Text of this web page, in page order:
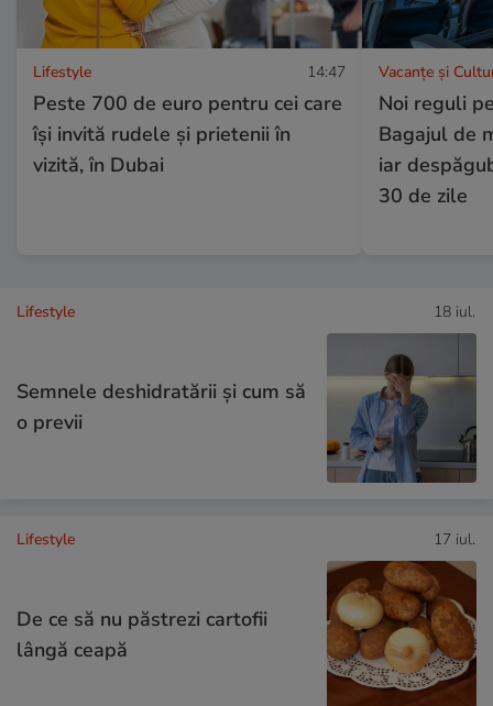
Lifestyle 14:47
Peste 700 de euro pentru cei care
își invită rudele și prietenii în
vizită, în Dubai
Vacanțe și
Noi reguli
Bagajul de
iar
30 de zile
Lifestyle 18 iul.
Semnele deshidratării și cum să
o previi
Lifestyle 17 iul.
De ce să nu păstrezi cartofii
lângă ceapă